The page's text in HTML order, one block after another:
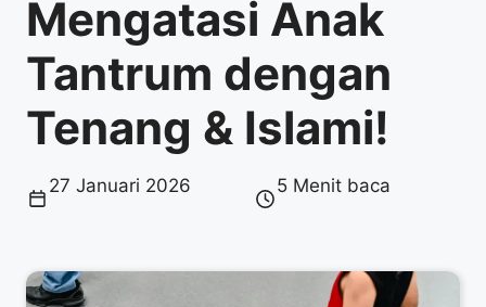
Mengatasi Anak
Tantrum dengan
Tenang & Islami!
27 Januari 2026 5 Menit baca